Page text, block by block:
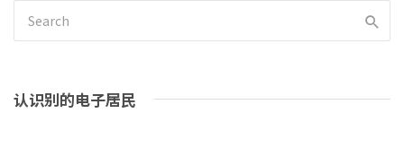
认识别的电子居民